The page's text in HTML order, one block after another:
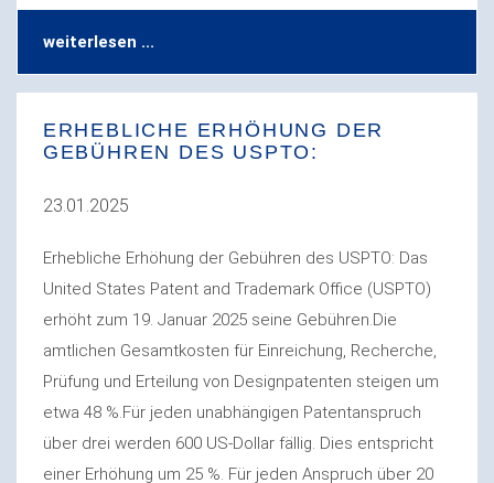
weiterlesen ...
ERHEBLICHE ERHÖHUNG DER
GEBÜHREN DES USPTO:
23.01.2025
Erhebliche Erhöhung der Gebühren des USPTO: Das
United States Patent and Trademark Office (USPTO)
erhöht zum 19. Januar 2025 seine Gebühren.Die
amtlichen Gesamtkosten für Einreichung, Recherche,
Prüfung und Erteilung von Designpatenten steigen um
etwa 48 %.Für jeden unabhängigen Patentanspruch
über drei werden 600 US-Dollar fällig. Dies entspricht
einer Erhöhung um 25 %. Für jeden Anspruch über 20